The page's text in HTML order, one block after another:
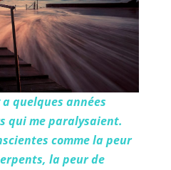
quelques années
qui me paralysaient.
comme la peur
la peur de